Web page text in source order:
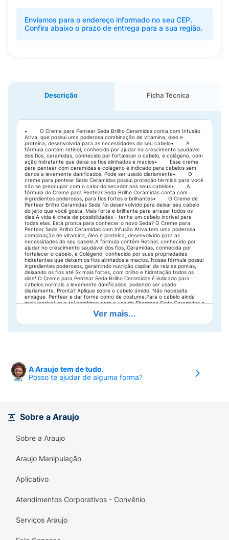
Enviamos para o endereço informado no seu CEP.
Confira abaixo o prazo de entrega para a sua região.
Descrição Ficha Técnica
• O Creme para Pentear Seda Brilho Ceramidas conta com Infusão
Ativa, que possui uma poderosa combinação de vitamina, óleo e
proteína, desenvolvida para as necessidades do seu cabelo• A
fórmula contém retinol, conhecido por ajudar no crescimento saudável
dos fios, ceramidas, conhecido por fortalecer o cabelo, e colágeno, com
ação hidratante que deixa os fios alinhados e macios• Esse creme
para pentear com ceramidas e colágeno é indicado para cabelos sem
danos a levemente danificados. Pode ser usado diariamente• O
creme para pentear Seda Ceramidas possui proteção térmica para você
não se preocupar com o calor do secador nos seus cabelos• A
fórmula do Creme para Pentear Seda Brilho Ceramidas conta com
ingredientes poderosos, para fios fortes e brilhantes• O Creme de
Pentear Brilho Ceramidas Seda foi desenvolvido para deixar seu cabelo
do jeito que você gosta. Mais forte e brilhante para arrasar todos os
dias!A vida é cheia de possibilidades - tenha um cabelo incrível para
todas elas. Está pronta para conhecer o novo Seda? O Creme para
Pentear Seda Brilho Ceramidas com Infusão Ativa tem uma poderosa
combinação de vitamina, óleo e proteína, desenvolvido para as
necessidades do seu cabelo.A fórmula contém Retinol, conhecido por
ajudar no crescimento saudável dos fios, Ceramidas, conhecida por
fortalecer o cabelo, e Colágeno, conhecido por suas propriedades
hidratantes que deixam os fios alinhados e macios. Nossa fórmula possui
ingredientes poderosos, garantindo nutrição capilar da raiz às pontas,
deixando os fios até 5x mais fortes, com brilho e hidratação todos os
dias*.O Creme para Pentear Seda Brilho Ceramidas é indicado para
cabelos normais a levemente danificados, podendo ser usado
diariamente. Pronta? Aplique sobre o cabelo úmido. Não necessita
enxágue. Pentear e dar forma como de costume.Para o cabelo ainda
mais incrível, que tal combinar com o uso do Shampoo Seda Ceramidas e
do Tratamento Condicionador Seda Ceramidas? A garrafa do Creme
para pentear Seda Brilho Ceramidas é feita com plástico 100% reciclável.
comparado com shampoo sem agentes condicionantes.
Ver mais...
A Araujo tem de tudo.
Posso te ajudar de alguma forma?
Sobre a Araujo
Sobre a Araujo
Araujo Manipulação
Aplicativo
Atendimentos Corporativos - Convênio
Serviços Araujo